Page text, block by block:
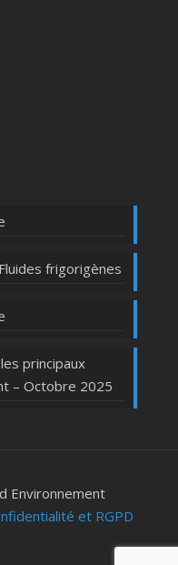
frigorigènes
principaux
– Octobre 2025
Environnement
et RGPD